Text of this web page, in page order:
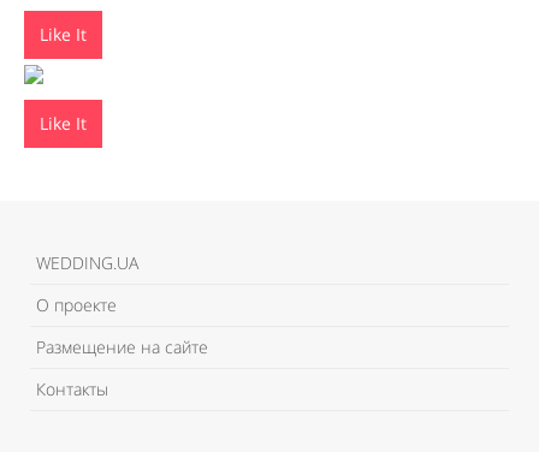
Like It
Like It
WEDDING.UA
О проекте
Размещение на сайте
Контакты